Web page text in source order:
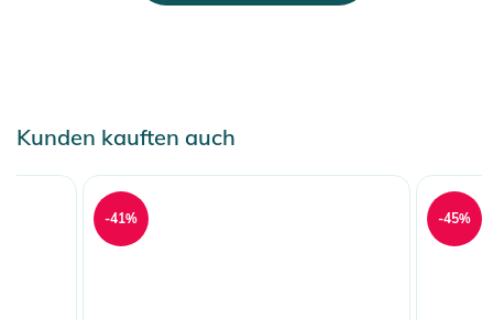
Kunden kauften auch
-41% -45%